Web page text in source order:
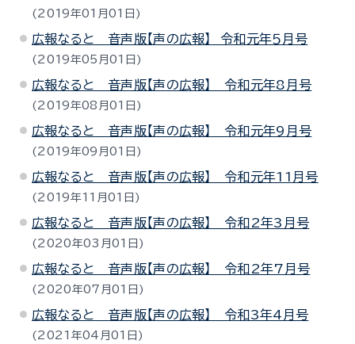
2019年01月01日
広報なると 音声版【声の広報】 令和元年５月号
2019年05月01日
広報なると 音声版【声の広報】 令和元年8月号
2019年08月01日
広報なると 音声版【声の広報】 令和元年9月号
2019年09月01日
広報なると 音声版【声の広報】 令和元年11月号
2019年11月01日
広報なると 音声版【声の広報】 令和2年3月号
2020年03月01日
広報なると 音声版【声の広報】 令和2年7月号
2020年07月01日
広報なると 音声版【声の広報】 令和3年4月号
2021年04月01日